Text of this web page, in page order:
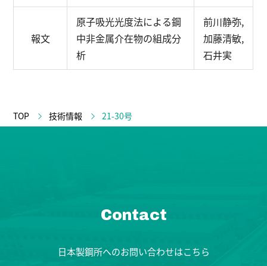
報文
原子吸光光度法による鋼
中非金属介在物の組成分
析
前川静弥,
加藤清敏,
石井実
TOP 技術情報 21-30号
Contact
日本製鋼所へのお問い合わせはこちら